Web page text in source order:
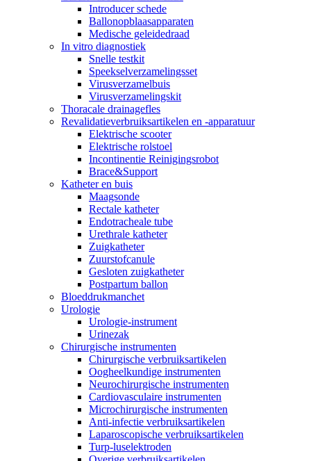
Introducer schede
Ballonopblaasapparaten
Medische geleidedraad
In vitro diagnostiek
Snelle testkit
Speekselverzamelingsset
Virusverzamelbuis
Virusverzamelingskit
Thoracale drainagefles
Revalidatieverbruiksartikelen en -apparatuur
Elektrische scooter
Elektrische rolstoel
Incontinentie Reinigingsrobot
Brace&Support
Katheter en buis
Maagsonde
Rectale katheter
Endotracheale tube
Urethrale katheter
Zuigkatheter
Zuurstofcanule
Gesloten zuigkatheter
Postpartum ballon
Bloeddrukmanchet
Urologie
Urologie-instrument
Urinezak
Chirurgische instrumenten
Chirurgische verbruiksartikelen
Oogheelkundige instrumenten
Neurochirurgische instrumenten
Cardiovasculaire instrumenten
Microchirurgische instrumenten
Anti-infectie verbruiksartikelen
Laparoscopische verbruiksartikelen
Turp-luselektroden